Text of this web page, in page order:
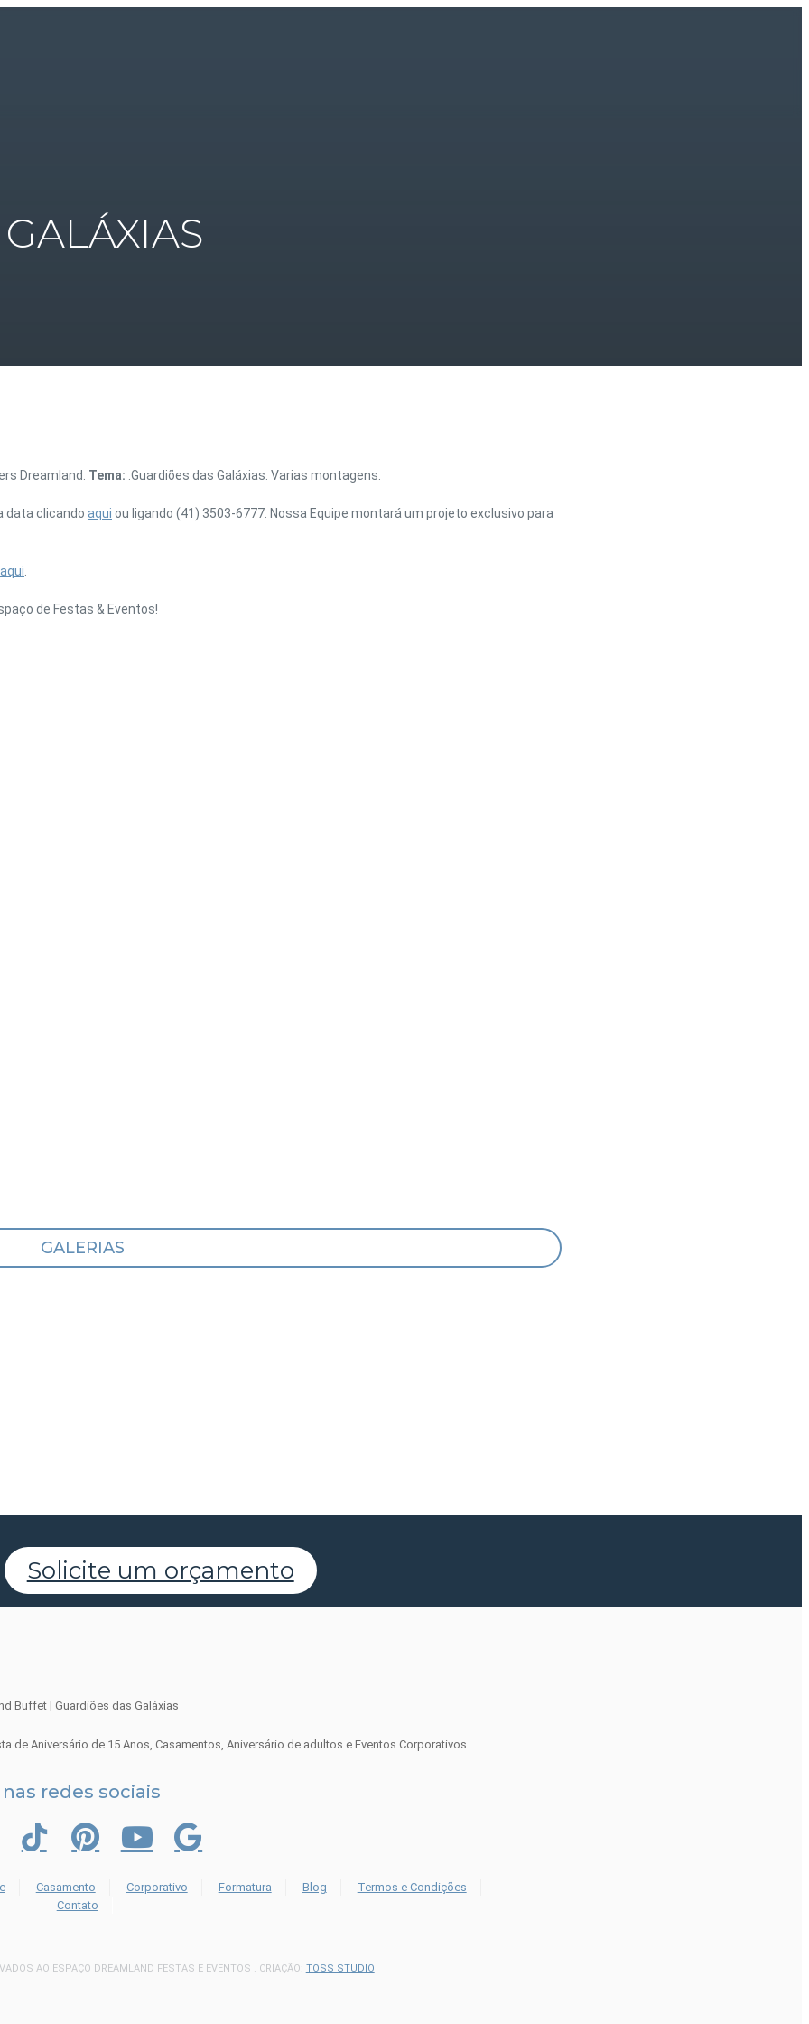
Dreamland. Tema: .Guardiões das Galáxias. Varias montagens.
data clicando aqui ou ligando (41) 3503-6777. Nossa Equipe montará um projeto exclusivo para
aqui
de Festas & Eventos!
GALERIAS
Solicite um orçamento
de Aniversário de 15 Anos, Casamentos, Aniversário de adultos e Eventos Corporativos.
nas redes sociais
FACEBOOK TIK TOK PINTEREST YOUTUBE
Casamento Corporativo Formatura Blog
Termos e Condições
Contato
AO ESPAÇO DREAMLAND FESTAS E EVENTOS . CRIAÇÃO: TOSS STUDIO